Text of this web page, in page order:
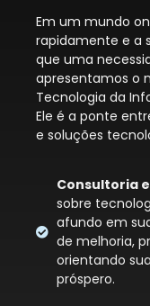
Em um mundo
rapidamente e a
que uma
apresentamos o
Tecnologia da
Ele é a ponte
e soluções
Consultoria
sobre
afundo em
de melhoria,
orientando
próspero.